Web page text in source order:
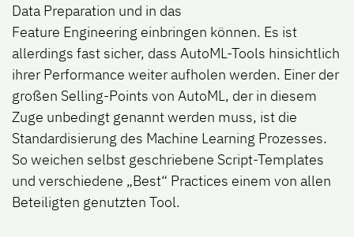
Data Preparation und in das
Feature Engineering einbringen können. Es ist
allerdings fast sicher, dass AutoML-Tools hinsichtlich
ihrer Performance weiter aufholen werden. Einer der
großen Selling-Points von AutoML, der in diesem
Zuge unbedingt genannt werden muss, ist die
Standardisierung des Machine Learning Prozesses.
So weichen selbst geschriebene Script-Templates
und verschiedene „Best“ Practices einem von allen
Beteiligten genutzten Tool.